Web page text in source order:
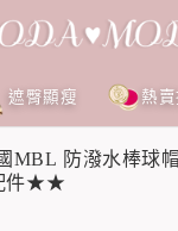
遮臀顯瘦 熱
MBL 防潑水棒球
件★★